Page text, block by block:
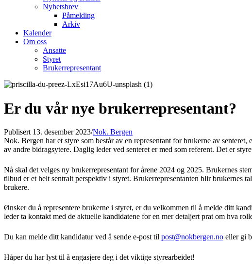
Nyhetsbrev
Påmelding
Arkiv
Kalender
Om oss
Ansatte
Styret
Brukerrepresentant
Er du vår nye brukerrepresentant?
Publisert 13. desember 2023/Nok. Bergen
Nok. Bergen har et styre som består av en representant for brukerne av
av andre bidragsytere. Daglig leder ved senteret er med som referent. Det er
Nå skal det velges ny brukerrepresentant for årene 2024 og 2025. Brukernes
tilbud er et helt sentralt perspektiv i styret. Brukerrepresentanten blir brukernes
brukere.
Ønsker du å representere brukerne i styret, er du velkommen til å melde ditt
leder ta kontakt med de aktuelle kandidatene for en mer detaljert prat om hva
Du kan melde ditt kandidatur ved å sende e-post til post@nokbergen.no eller gi
Håper du har lyst til å engasjere deg i det viktige styrearbeidet!